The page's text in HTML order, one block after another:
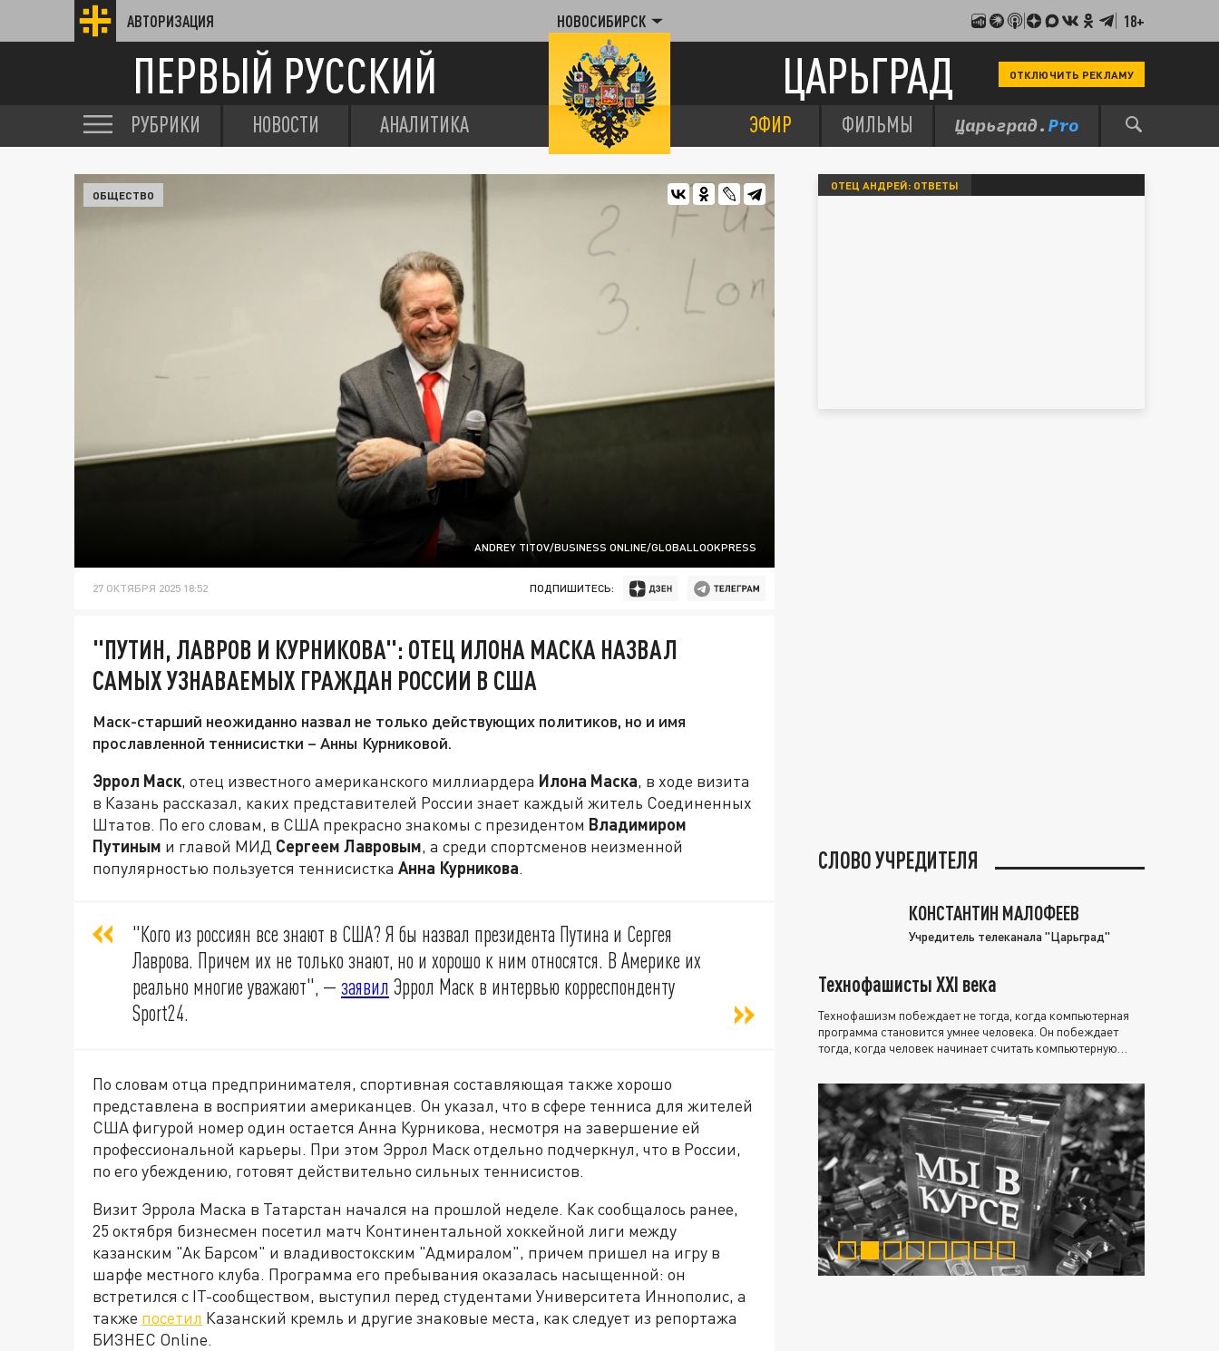
АВТОРИЗАЦИЯ НОВОСИБИРСК 18+
ПЕРВЫЙ РУССКИЙ ЦАРЬГРАД ОТКЛЮЧИТЬ РЕКЛАМУ
РУБРИКИ НОВОСТИ АНАЛИТИКА ЭФИР ФИЛЬМЫ
ANDREY TITOV/BUSINESS ONLINE/GLOBALLOOKPRESS
ОБЩЕСТВО
27 ОКТЯБРЯ 2025 18:52 ПОДПИШИТЕСЬ:
"ПУТИН, ЛАВРОВ И КУРНИКОВА": ОТЕЦ ИЛОНА МАСКА НАЗВАЛ
САМЫХ УЗНАВАЕМЫХ ГРАЖДАН РОССИИ В США
Маск-старший неожиданно назвал не только действующих политиков, но и имя
прославленной теннисистки – Анны Курниковой.
Эррол Маск, отец известного американского миллиардера Илона Маска, в ходе визита
в Казань рассказал, каких представителей России знает каждый житель Соединенных
Штатов. По его словам, в США прекрасно знакомы с президентом Владимиром
Путиным и главой МИД Сергеем Лавровым, а среди спортсменов неизменной
популярностью пользуется теннисистка Анна Курникова.
"Кого из россиян все знают в США? Я бы назвал президента Путина и Сергея
Лаврова. Причем их не только знают, но и хорошо к ним относятся. В Америке их
реально многие уважают", — заявил Эррол Маск в интервью корреспонденту
Sport24.
По словам отца предпринимателя, спортивная составляющая также хорошо
представлена в восприятии американцев. Он указал, что в сфере тенниса для жителей
США фигурой номер один остается Анна Курникова, несмотря на завершение ей
профессиональной карьеры. При этом Эррол Маск отдельно подчеркнул, что в России,
по его убеждению, готовят действительно сильных теннисистов.
Визит Эррола Маска в Татарстан начался на прошлой неделе. Как сообщалось ранее,
25 октября бизнесмен посетил матч Континентальной хоккейной лиги между
казанским "Ак Барсом" и владивостокским "Адмиралом", причем пришел на игру в
шарфе местного клуба. Программа его пребывания оказалась насыщенной: он
встретился с IT-сообществом, выступил перед студентами Университета Иннополис, а
также посетил Казанский кремль и другие знаковые места, как следует из репортажа
БИЗНЕС Online.
ОТЕЦ АНДРЕЙ: ОТВЕТЫ
СЛОВО УЧРЕДИТЕЛЯ
КОНСТАНТИН МАЛОФЕЕВ
Учредитель телеканала "Царьград"
Технофашисты XXI века
Технофашизм побеждает не тогда, когда компьютерная
программа становится умнее человека. Он побеждает
тогда, когда человек начинает считать компьютерную